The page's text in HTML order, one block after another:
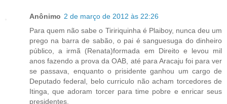
Anônimo 2 de março de 2012 às 22:26
Para quem não sabe o Tiririquinha é Plaiboy, nunca deu um
prego na barra de sabão, o pai é sanguesuga do dinheiro
público, a irmã (Renata)formada em Direito e levou mil
anos fazendo a prova da OAB, até para Aracaju foi para ver
se passava, enquanto o prisidente ganhou um cargo de
Deputado federal, belo curriculo não acham torcedores de
Itinga, que adoram torcer para time pobre e enricar seus
presidentes.